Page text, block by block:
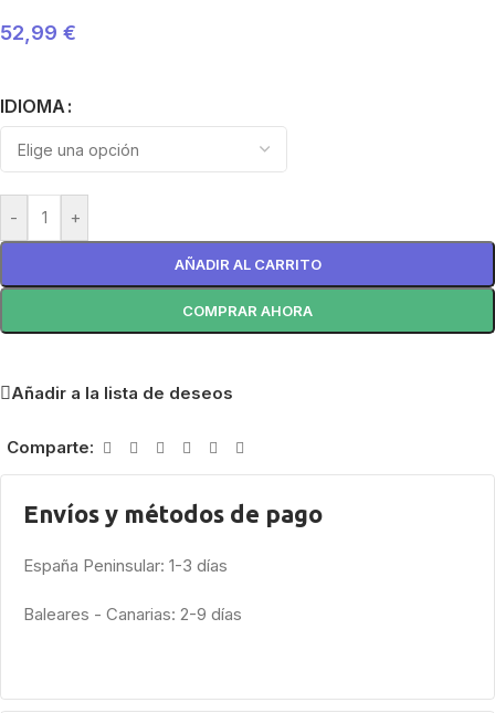
52,99 €
IDIOMA
- +
AÑADIR AL CARRITO
COMPRAR AHORA
Añadir a la lista de deseos
Comparte:
Envíos y métodos de pago
España Peninsular: 1-3 días
Baleares - Canarias: 2-9 días